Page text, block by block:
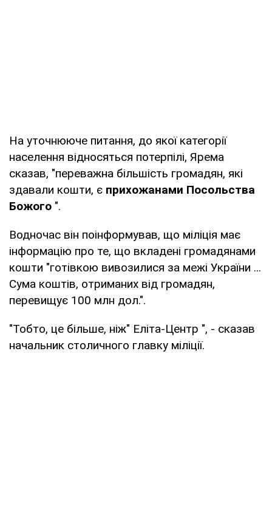
На уточнююче питання, до якої категорії
населення відносяться потерпілі, Ярема
сказав, "переважна більшість громадян, які
здавали кошти, є прихожанами Посольства
Божого ".
Водночас він поінформував, що міліція має
інформацію про те, що вкладені громадянами
кошти "готівкою вивозилися за межі України ...
Сума коштів, отриманих від громадян,
перевищує 100 млн дол.".
"Тобто, це більше, ніж" Еліта-Центр ", - сказав
начальник столичного главку міліції.